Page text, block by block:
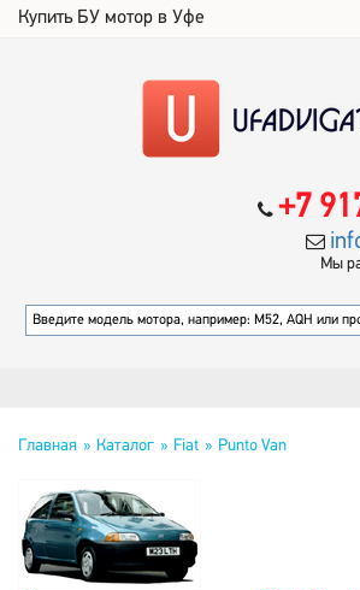
Купить БУ мотор в Уфе
+7
Мы
Главная Каталог Fiat Punto Van